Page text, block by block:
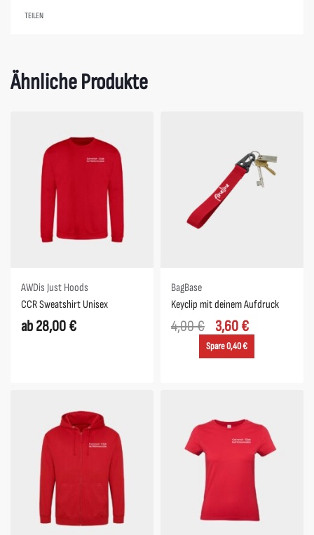
TEILEN
Ähnliche Produkte
AWDis Just Hoods
CCR Sweatshirt Unisex
ab28,00€
BagBase
Keyclip mit deinem Aufdruck
4,00€ 3,60€
Spare 0,40 €